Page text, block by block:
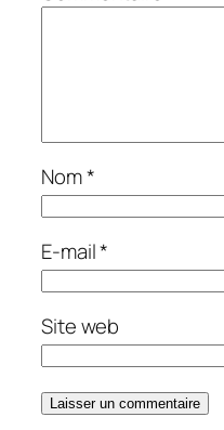
Nom*
E-mail*
Site web